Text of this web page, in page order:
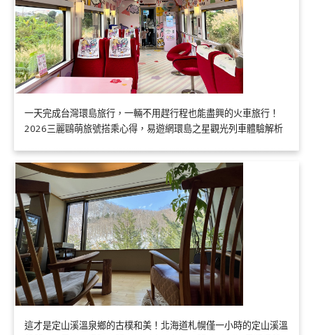
一天完成台灣環島旅行，一輛不用趕行程也能盡興的火車旅行！
2026三麗鷗萌旅號搭乘心得，易遊網環島之星觀光列車體驗解析
這才是定山溪溫泉鄉的古樸和美！北海道札幌僅一小時的定山溪溫